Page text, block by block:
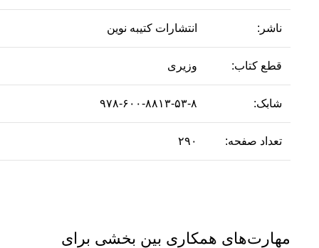
ناشر: انتشارات کتیبه نوین
قطع کتاب: وزیری
شابک: ۹۷۸-۶۰۰-۸۸۱۳-۵۳-۸
تعداد صفحه: ۲۹۰
مهارت‌های همکاری بین بخشی برای